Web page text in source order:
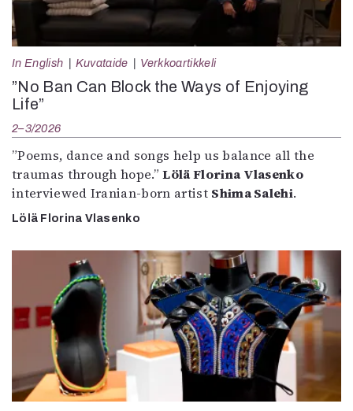
In English Kuvataide Verkkoartikkeli
”No Ban Can Block the Ways of Enjoying
Life”
2–3/2026
”Poems, dance and songs help us balance all the
traumas through hope.”Lölä Florina Vlasenko
interviewed Iranian-born artist Shima Salehi.
Lölä Florina Vlasenko